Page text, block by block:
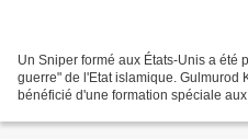
Un Sniper formé aux États-Unis a été
guerre" de l'Etat islamique. Gulmurod
bénéficié d'une formation spéciale